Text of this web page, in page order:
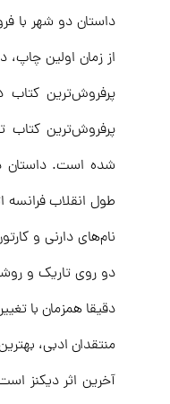
از زمان اولین چاپ،
پرفروش‌ترین کتاب
پرفروش‌ترین کتاب
شده است. داستان
طول انقلاب فرانسه
نام‌های دارنی و
دو روی تاریک و
دقیقا همزمان با
منتقدان ادبی،
آخرین اثر دیکنز